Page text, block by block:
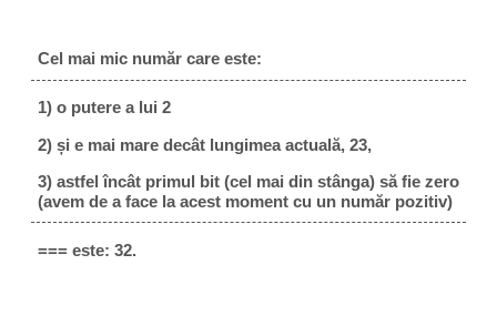
Cel mai mic număr care este:
1) o putere a lui 2
2) și e mai mare decât lungimea actuală, 23,
3) astfel încât primul bit (cel mai din stânga) să fie zero
(avem de a face la acest moment cu un număr pozitiv)
=== este: 32.